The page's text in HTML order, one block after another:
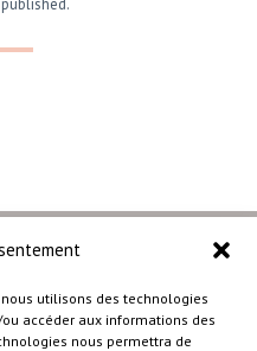
utilisons des technologies
accéder aux informations des
nous permettra de